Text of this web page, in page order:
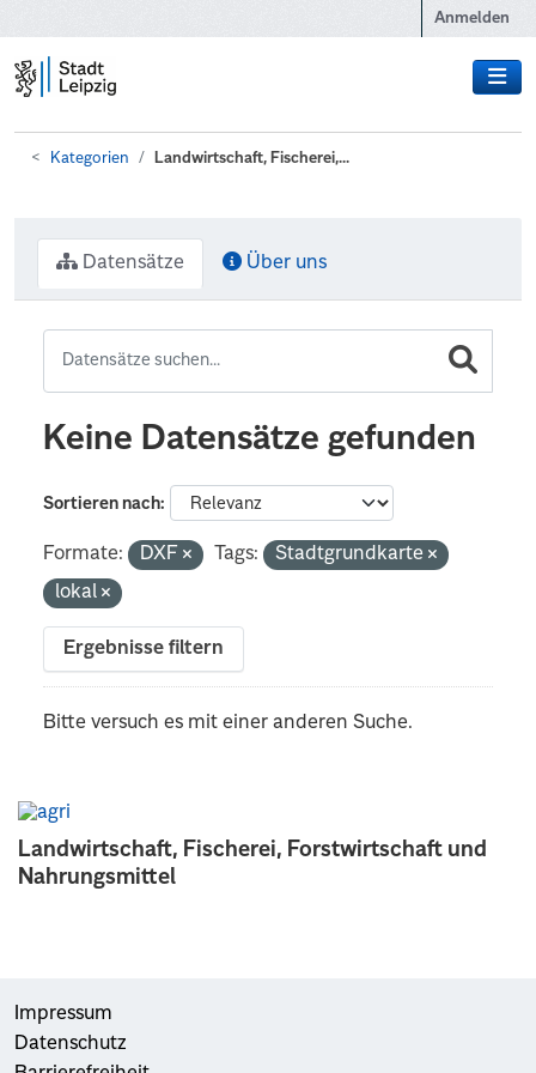
Anmelden
Kategorien Landwirtschaft, Fischerei,...
Landwirtschaft, Fischerei, Forstwirtschaft und
Nahrungsmittel
Datensätze Über uns
Keine Datensätze gefunden
Sortieren nach
Formate: DXF Tags:
Stadtgrundkarte
lokal
Ergebnisse filtern
Bitte versuch es mit einer anderen Suche.
Impressum
Datenschutz